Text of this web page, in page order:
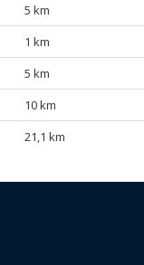
5 km
1 km
5 km
10 km
21,1 km